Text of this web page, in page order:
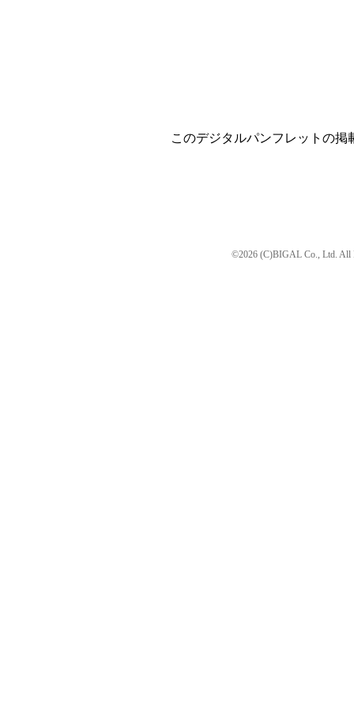
このデジタルパンフレットの掲
©2026 (C)BIGAL Co., Ltd. All